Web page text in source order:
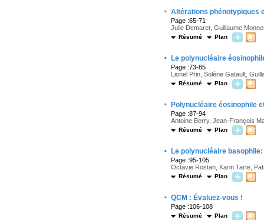
· Altérations phénotypiques
Page :65-71
Julie Demaret, Guillaume
Résumé Plan
· Le polynucléaire
Page :73-85
Lionel Prin, Solène Gatault,
Résumé Plan
· Polynucléaire éosinophile
Page :87-94
Antoine Berry, Jean-François
Résumé Plan
· Le polynucléaire
Page :95-105
Octavie Rostan, Karin Tarte,
Résumé Plan
· QCM : Évaluez-vous !
Page :106-108
Résumé Plan